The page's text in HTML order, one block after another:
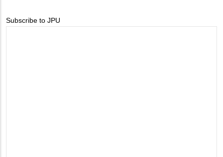
Subscribe to JPU